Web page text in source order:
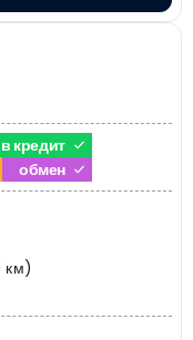
кредит
обмен
км)